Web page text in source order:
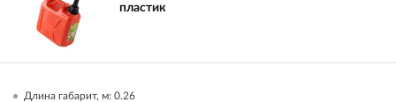
пластик
Длина габарит, м: 0.26